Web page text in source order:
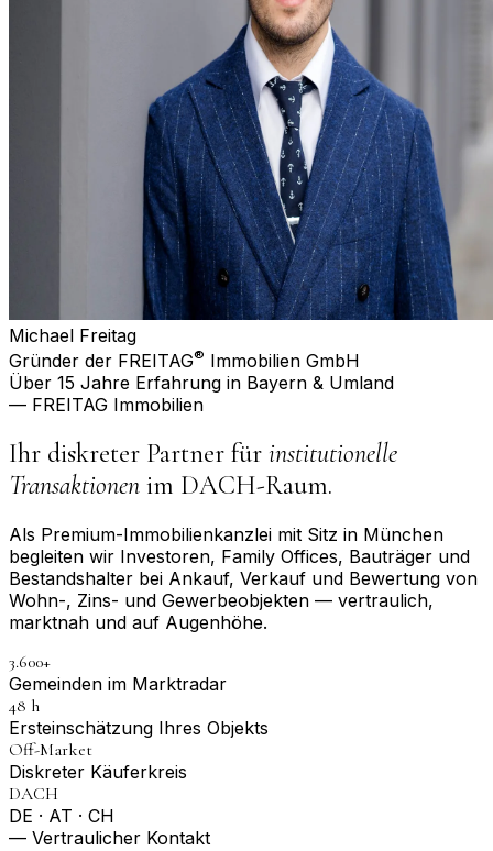
Michael Freitag
Gründer der FREITAG® Immobilien GmbH
Über 15 Jahre Erfahrung in Bayern & Umland
— FREITAG Immobilien
Ihr diskreter Partner für institutionelle
Transaktionen im DACH-Raum.
Als Premium-Immobilienkanzlei mit Sitz in München
begleiten wir Investoren, Family Offices, Bauträger und
Bestandshalter bei Ankauf, Verkauf und Bewertung von
Wohn-, Zins- und Gewerbeobjekten — vertraulich,
marktnah und auf Augenhöhe.
3.600+
Gemeinden im Marktradar
48 h
Erst­einschätzung Ihres Objekts
Off-Market
Diskreter Käuferkreis
DACH
DE · AT · CH
— Vertraulicher Kontakt